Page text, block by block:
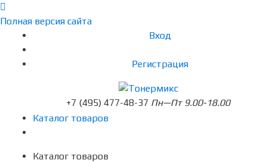
Полная версия сайта
Вход
Регистрация
+7 (495) 477-48-37 Пн—Пт 9.00-18.00
Каталог товаров
Каталог товаров